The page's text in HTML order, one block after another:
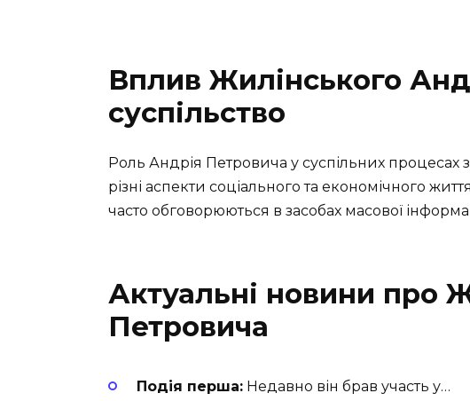
Вплив Жилінського
суспільство
Роль Андрія Петровича у суспільних процесах
різні аспекти соціального та економічного
часто обговорюються в засобах масової
Актуальні новини про
Петровича
Подія перша: Недавно він брав участь у…